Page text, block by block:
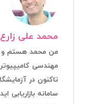
محمد علی
من محمد هستم و
تاکنون در
سامانه بازاریابی